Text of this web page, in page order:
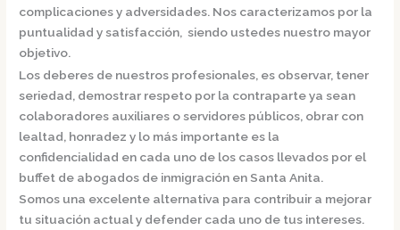
complicaciones y adversidades. Nos caracterizamos por la
puntualidad y satisfacción, siendo ustedes nuestro mayor
objetivo.
Los deberes de nuestros profesionales, es observar, tener
seriedad, demostrar respeto por la contraparte ya sean
colaboradores auxiliares o servidores públicos, obrar con
lealtad, honradez y lo más importante es la
confidencialidad en cada uno de los casos llevados por el
buffet de abogados de inmigración en Santa Anita.
Somos una excelente alternativa para contribuir a mejorar
tu situación actual y defender cada uno de tus intereses.